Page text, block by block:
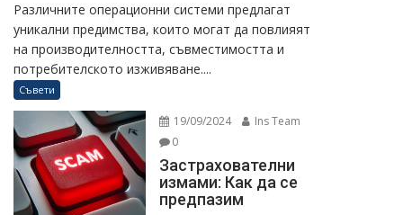
Различните операционни системи предлагат
уникални предимства, които могат да повлияят
на производителността, съвместимостта и
потребителското изживяване....
Съвети
19/09/2024
Ins Team
0
Застрахователни
измами: Как да се
предпазим